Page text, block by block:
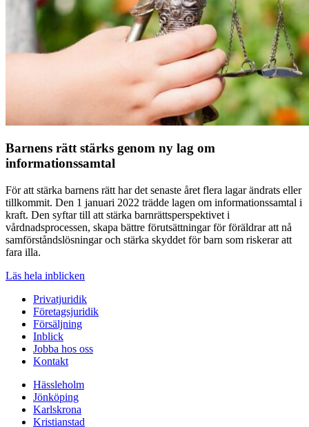
Barnens rätt stärks genom ny lag om
informationssamtal
För att stärka barnens rätt har det senaste året flera lagar ändrats eller
tillkommit. Den 1 januari 2022 trädde lagen om informationssamtal i
kraft. Den syftar till att stärka barnrättsperspektivet i
vårdnadsprocessen, skapa bättre förutsättningar för föräldrar att nå
samförståndslösningar och stärka skyddet för barn som riskerar att
fara illa.
Läs hela inblicken
Privatjuridik
Företagsjuridik
Försäljning
Inblick
Jobba hos oss
Kontakt
Hässleholm
Jönköping
Karlskrona
Kristianstad